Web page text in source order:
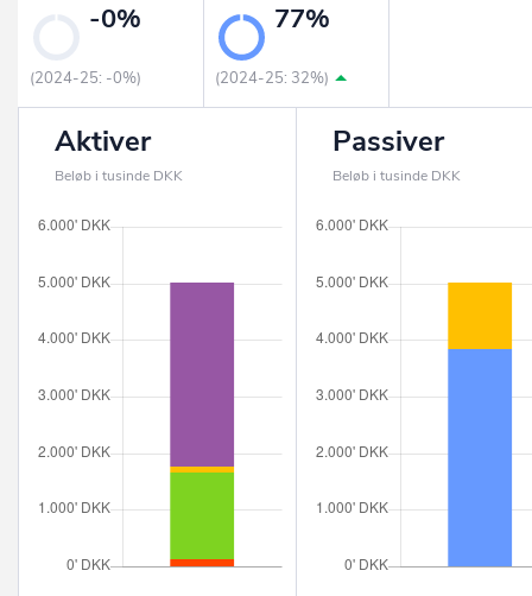
-0%
(2024-25: -0%)
77%
(2024-25: 32%)
Aktiver
Beløb i tusinde DKK
Passiver
Beløb i tusinde DKK